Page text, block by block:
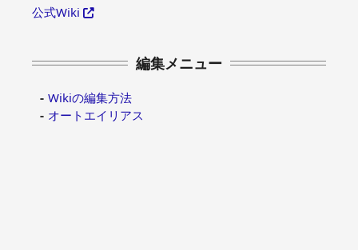
公式Wiki
編集メニュー
Wikiの編集方法
オートエイリアス